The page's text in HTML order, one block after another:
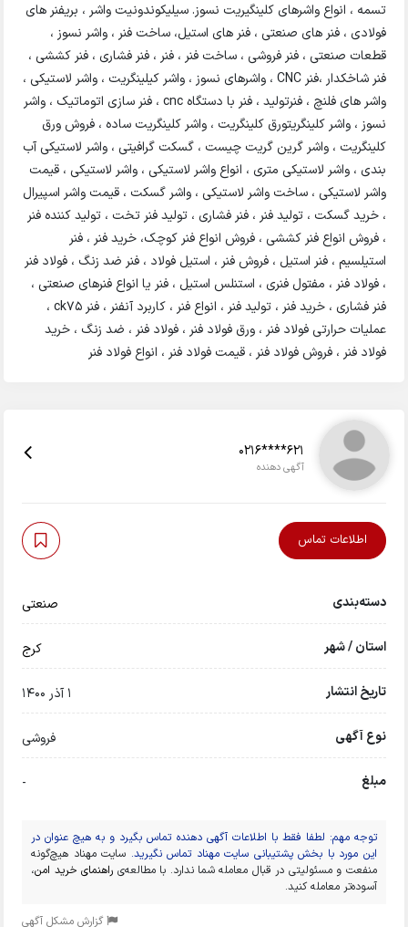
تسمه ، انواع واشرهای کلینگیریت نسوز. سیلیکوندونیت واشر ، بریفنر های
فولادی ، فنر های صنعتی ، فنر های استیل، ساخت فنر ، واشر نسوز ،
قطعات صنعتی ، فنر فروشی ، ساخت فنر ، فنر ، فنر فشاری ، فنر کششی ،
فنر شاخکدار ،فنر CNC ، واشرهای نسوز ، واشر کیلینگریت ، واشر لاستیکی ،
واشر های فلنچ ، فنرتولید ، فنر با دستگاه cnc ، فنر سازی اتوماتیک ، واشر
نسوز ، واشر کلینگریتورق کلینگریت ، واشر کلینگریت ساده ، فروش ورق
کلینگریت ، واشر گرین گریت چیست ، گسکت گرافیتی ، واشر لاستیکی آب
بندی ، واشر لاستیکی متری ، انواع واشر لاستیکی ، واشر لاستیکی ، قیمت
واشر لاستیکی ، ساخت واشر لاستیکی ، واشر گسکت ، قیمت واشر اسپیرال
، خرید گسکت ، تولید فنر ، فنر فشاری ، تولید فنر تخت ، تولید کننده فنر
، فروش انواع فنر کششی ، فروش انواع فنر کوچک، خرید فنر ، فنر
استیلسیم ، فنر استیل ، فروش فنر ، استیل فولاد ، فنر ضد زنگ ، فولاد فنر
، فولاد فنر ، مفتول فنری ، استنلس استیل ، فنر یا انواع فنرهای صنعتی ،
فنر فشاری ، خرید فنر ، تولید فنر ، انواع فنر ، کاربرد آنفنر ، فنر ck75 ،
عملیات حرارتی فولاد فنر ، ورق فولاد فنر ، فولاد فنر ، ضد زنگ ، خرید
فولاد فنر ، فروش فولاد فنر ، قیمت فولاد فنر ، انواع فولاد فنر
0216****621
آگهی دهنده
اطلاعات تماس
دسته‌بندی صنعتی
استان / شهر کرج
تاریخ انتشار 1 آذر 1400
نوع آگهی فروشی
مبلغ -
توجه مهم: لطفا فقط با اطلاعات آگهی دهنده تماس بگیرد و به هیچ عنوان در
این مورد با بخش پشتیبانی سایت مهناد تماس نگیرید. سایت مهناد هیچ‌گونه
منفعت و مسئولیتی در قبال معامله شما ندارد. با مطالعه‌ی راهنمای خرید امن،
آسوده‌تر معامله کنید.
گزارش مشکل آگهی